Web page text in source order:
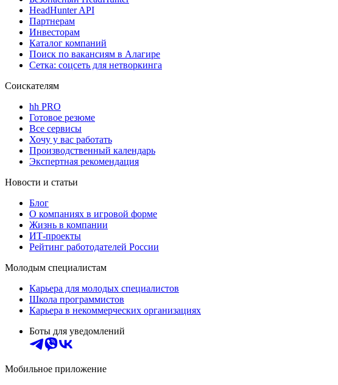
HeadHunter API
Партнерам
Инвесторам
Каталог компаний
Поиск по вакансиям в Алагире
Сетка: соцсеть для нетворкинга
Соискателям
hh PRO
Готовое резюме
Все сервисы
Хочу у вас работать
Производственный календарь
Экспертная рекомендация
Новости и статьи
Блог
О компаниях в игровой форме
Жизнь в компании
ИТ-проекты
Рейтинг работодателей России
Молодым специалистам
Карьера для молодых специалистов
Школа программистов
Карьера в некоммерческих организациях
Боты для уведомлений
Мобильное приложение